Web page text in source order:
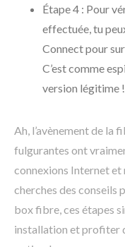
Étape 4 : Pour
effectuée, tu
Connect pour
C’est comme
version légitime !
Ah, l’avènement de la
fulgurantes ont
connexions Internet et
cherches des conseils
box fibre, ces étapes
installation et profiter